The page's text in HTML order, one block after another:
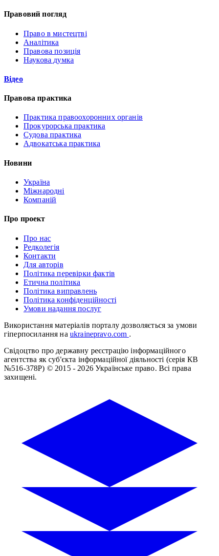
Правовий погляд
Право в мистецтві
Аналітика
Правова позиція
Наукова думка
Відео
Правова практика
Практика правоохоронних органів
Прокурорська практика
Судова практика
Адвокатська практика
Новини
Україна
Міжнародні
Компаній
Про проект
Про нас
Редколегія
Контакти
Для авторів
Політика перевірки фактів
Етична політика
Політика виправлень
Політика конфіденційності
Умови надання послуг
Використання матеріалів порталу дозволяється за умови
гіперпосилання на ukrainepravo.com .
Свідоцтво про державну реєстрацію інформаційного
агентства як суб'єкта інформаційної діяльності (серія КВ
№516-378Р) © 2015 - 2026 Українське право. Всі права
захищені.